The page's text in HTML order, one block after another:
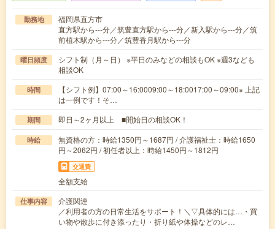
勤務地
福岡県直方市
直方駅から---分／筑豊直方駅から---分／新入駅から---分／筑
前植木駅から---分／筑豊香月駅から---分
曜日頻度
シフト制（月～日） ※平日のみなどの相談もOK ※週3なども
相談OK
時間
【シフト例】07:00～16:0009:00～18:0017:00～09:00※ 上記
は一例です！そ…
期間 即日～2ヶ月以上 ■開始日の相談OK！
時給
無資格の方：時給1350円～1687円 / 介護福祉士：時給1650
円～2062円 / 初任者以上：時給1450円～1812円
交通費
全額支給
仕事内容
介護関連
／利用者の方の日常生活をサポート！＼▽具体的には…・買
い物や散歩に付き添ったり・折り紙や体操などのレ…